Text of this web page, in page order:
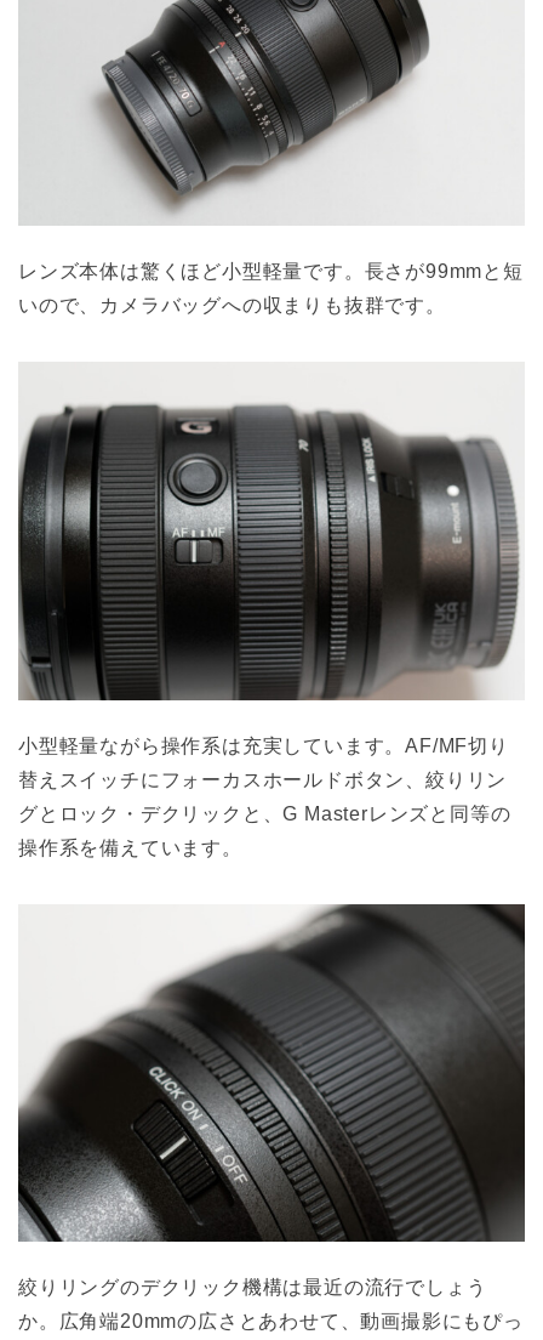
レンズ本体は驚くほど小型軽量です。長さが99mmと短
いので、カメラバッグへの収まりも抜群です。
小型軽量ながら操作系は充実しています。AF/MF切り
替えスイッチにフォーカスホールドボタン、絞りリン
グとロック・デクリックと、G Masterレンズと同等の
操作系を備えています。
絞りリングのデクリック機構は最近の流行でしょう
か。広角端20mmの広さとあわせて、動画撮影にもぴっ